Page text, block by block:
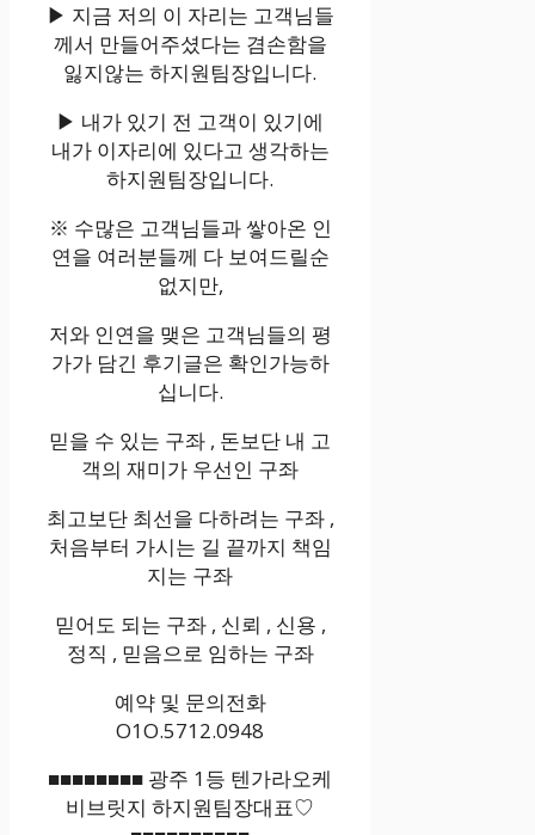
▶ 지금 저의 이 자리는 고객님들
께서 만들어주셨다는 겸손함을
잃지않는 하지원팀장입니다.
▶ 내가 있기 전 고객이 있기에
내가 이자리에 있다고 생각하는
하지원팀장입니다.
※ 수많은 고객님들과 쌓아온 인
연을 여러분들께 다 보여드릴순
없지만,
저와 인연을 맺은 고객님들의 평
가가 담긴 후기글은 확인가능하
십니다.
믿을 수 있는 구좌 , 돈보단 내 고
객의 재미가 우선인 구좌
최고보단 최선을 다하려는 구좌 ,
처음부터 가시는 길 끝까지 책임
지는 구좌
믿어도 되는 구좌 , 신뢰 , 신용 ,
정직 , 믿음으로 임하는 구좌
예약 및 문의전화
O1O.5712.0948
■■■■■■■■ 광주 1등 텐가라오케
비브릿지 하지원팀장대표♡